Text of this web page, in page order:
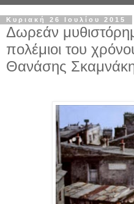
Κυριακή 26 Ιουλίου 2015
Δωρεάν
πολέμιοι του
Θανάσης